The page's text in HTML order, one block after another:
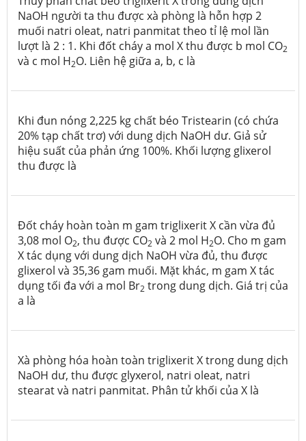
NaOH người ta thu được xà phòng là hỗn hợp 2
muối natri oleat, natri panmitat theo tỉ lệ mol lần
lượt là 2 : 1. Khi đốt cháy a mol X thu được b mol CO2
và c mol H2O. Liên hệ giữa a, b, c là
Khi đun nóng 2,225 kg chất béo Tristearin (có chứa
20% tạp chất trơ) với dung dịch NaOH dư. Giả sử
hiệu suất của phản ứng 100%. Khối lượng glixerol
thu được là
Đốt cháy hoàn toàn m gam triglixerit X cần vừa đủ
3,08 mol O2, thu được CO2 và 2 mol H2O. Cho m gam
X tác dụng với dung dịch NaOH vừa đủ, thu được
glixerol và 35,36 gam muối. Mặt khác, m gam X tác
dụng tối đa với a mol Br2 trong dung dịch. Giá trị của
a là
Xà phòng hóa hoàn toàn triglixerit X trong dung dịch
NaOH dư, thu được glyxerol, natri oleat, natri
stearat và natri panmitat. Phân tử khối của X là